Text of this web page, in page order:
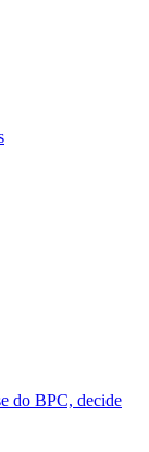
do BPC, decide